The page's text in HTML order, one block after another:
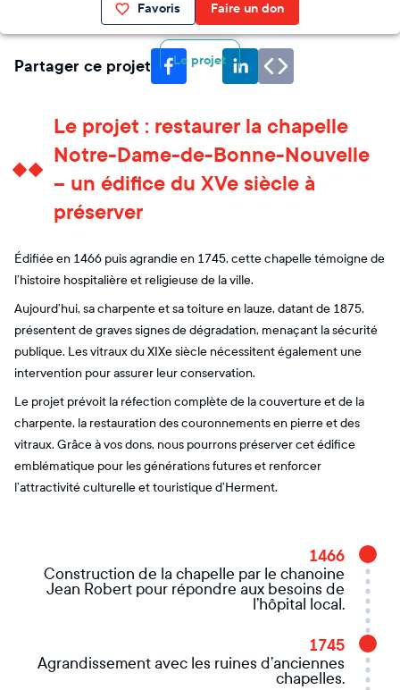
Favoris Faire un don
Le projet
Partager ce projet
Le projet : restaurer la chapelle
Notre-Dame-de-Bonne-Nouvelle
– un édifice du XVe siècle à
préserver
Édifiée en 1466 puis agrandie en 1745, cette chapelle témoigne de
l’histoire hospitalière et religieuse de la ville.
Aujourd’hui, sa charpente et sa toiture en lauze, datant de 1875,
présentent de graves signes de dégradation, menaçant la sécurité
publique. Les vitraux du XIXe siècle nécessitent également une
intervention pour assurer leur conservation.
Le projet prévoit la réfection complète de la couverture et de la
charpente, la restauration des couronnements en pierre et des
vitraux. Grâce à vos dons, nous pourrons préserver cet édifice
emblématique pour les générations futures et renforcer
l’attractivité culturelle et touristique d’Herment.
1466
Construction de la chapelle par le chanoine
Jean Robert pour répondre aux besoins de
l’hôpital local.
1745
Agrandissement avec les ruines d’anciennes
chapelles.